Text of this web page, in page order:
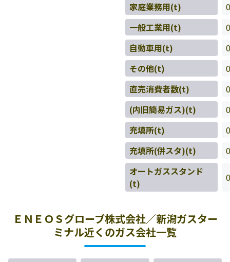
家庭業務用(t)
0
一般工業用(t)
0
自動車用(t)
0
その他(t)
0
直売消費者数(t)
0
(内旧簡易ガス)(t)
0
充填所(t)
0
充填所(併スタ)(t)
0
オートガススタンド
(t)
0
ＥＮＥＯＳグローブ株式会社／新潟ガスター
ミナル近くのガス会社一覧